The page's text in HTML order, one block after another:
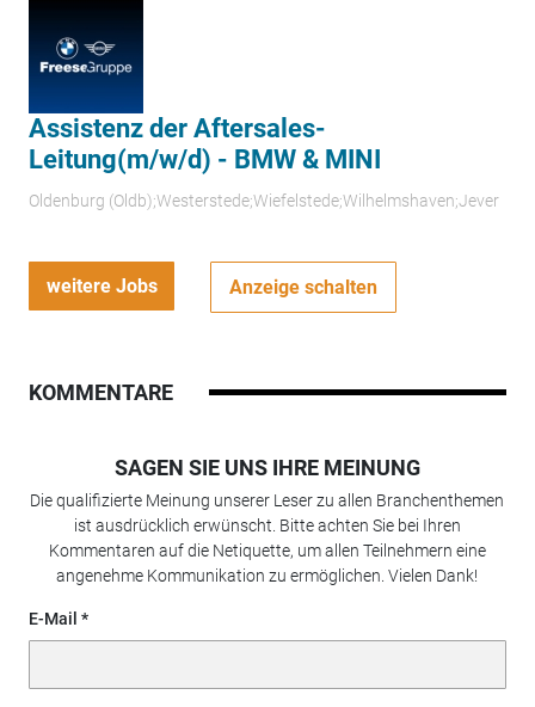
Assistenz der Aftersales-
Leitung(m/w/d) - BMW & MINI
Oldenburg (Oldb);Westerstede;Wiefelstede;Wilhelmshaven;Jever
weitere Jobs Anzeige schalten
KOMMENTARE
SAGEN SIE UNS IHRE MEINUNG
Die qualifizierte Meinung unserer Leser zu allen Branchenthemen
ist ausdrücklich erwünscht. Bitte achten Sie bei Ihren
Kommentaren auf die Netiquette, um allen Teilnehmern eine
angenehme Kommunikation zu ermöglichen. Vielen Dank!
E-Mail